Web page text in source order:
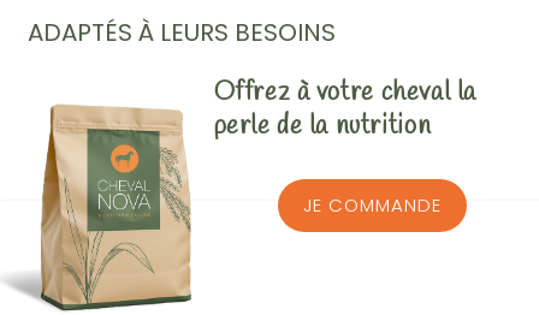
ADAPTÉS À LEURS BESOINS
Offrez à votre cheval la
perle de la nutrition
JE COMMANDE